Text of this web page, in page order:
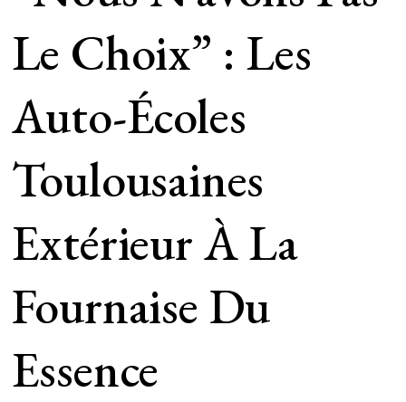
Le Choix” : Les
Auto-Écoles
Toulousaines
Extérieur À La
Fournaise Du
Essence